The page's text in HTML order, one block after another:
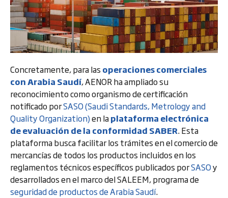
Concretamente, para las operaciones comerciales
con Arabia Saudí, AENOR ha ampliado su
reconocimiento como organismo de certificación
notificado porSASO (Saudi Standards, Metrology and
Quality Organization)en laplataforma electrónica
de evaluación de la conformidad SABER. Esta
plataforma busca facilitar los trámites en el comercio de
mercancías de todos los productos incluidos en los
reglamentos técnicos específicos publicados porSASOy
desarrollados en el marco del SALEEM, programa de
seguridad de productos de Arabia Saudí.